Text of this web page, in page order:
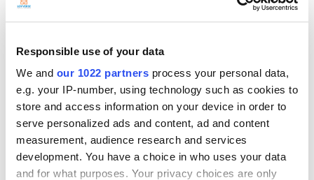
Responsible use of your data
We and our 1022 partners process your personal data,
e.g. your IP-number, using technology such as cookies to
store and access information on your device in order to
serve personalized ads and content, ad and content
measurement, audience research and services
development. You have a choice in who uses your data
and for what purposes. Your privacy choices are only
하드웨어
POS 시스템
Community
Show — Community Hide — Community
App Marketplace
Community